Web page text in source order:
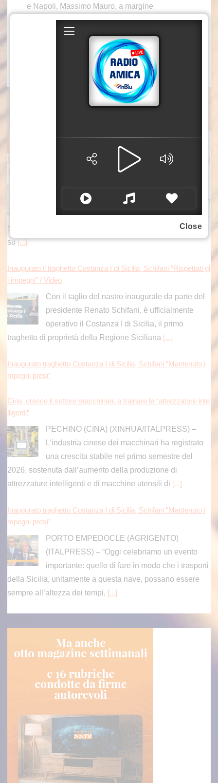
e Napoli, Massimo Mauro, a margine
dell’evento benefico di raccolta fondi contro il
cancro e la Sla “Vialli e Mauro Golf Cup” al
Royal Park I Roveri di Fiano Torinese (To).
Meloni risponde a Conte “Verità sul Covid non è un processo pol
itico, ma un dovere verso la nazione”
sostiene che la Commissione Covid sarebbe un
“plotone di esecuzione” orchestrato contro di lui.
Solo che, a differenza sua, non mi interessa gettare fango
su[...]
Inaugurato il traghetto Costanza I di Sicilia, Schifani “Rispettati gl
i impegni” / Video
Con il taglio del nastro inaugurale da parte del
presidente Renato Schifani, è ufficialmente
operativo il Costanza I di Sicilia, il primo
traghetto di proprietà della Regione Siciliana [...]
Inaugurato traghetto Costanza I di Sicilia, Schifani “Mantenuto i
mpegni presi”
Cina, cresce il settore macchinari, a trainare le “attrezzature inte
lligenti”
PECHINO (CINA) (XINHUA/ITALPRESS) –
L’industria cinese dei macchinari ha registrato
una crescita stabile nel primo semestre del
2026, sostenuta dall’aumento della produzione di
attrezzature intelligenti e di macchine utensili di [...]
Inaugurato traghetto Costanza I di Sicilia, Schifani “Mantenuto i
mpegni presi”
PORTO EMPEDOCLE (AGRIGENTO)
(ITALPRESS) – “Oggi celebriamo un evento
importante: quello di fare in modo che i trasporti
della Sicilia, unitamente a questa nave, possano essere
sempre all’altezza dei tempi, [...]
Close